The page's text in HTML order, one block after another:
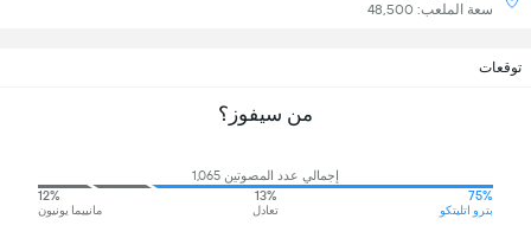
سعة الملعب: 48,500
توقعات
من سيفوز؟
إجمالي عدد المصوتين 1,065
75%
بترو اتليتكو
13%
تعادل
12%
مانييما يونيون